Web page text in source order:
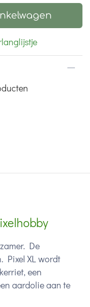
De
Pixel XL wordt
een
aardolie aan te